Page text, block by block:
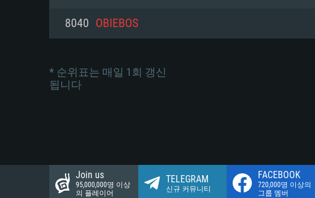
8040 OBIEBOS
* 순위표는 매일 1회 갱신
됩니다
Join us
95,000,000명 이상
의 플레이어
TELEGRAM
신규 커뮤니티
FACEBOOK
720,000명 이상의
그룹 멤버